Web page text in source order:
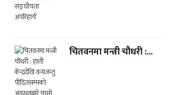
चितवनमा मन्त्री चौधरी :...